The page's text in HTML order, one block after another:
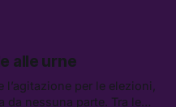
alle urne
per le elezioni,
da nessuna parte. Tra le